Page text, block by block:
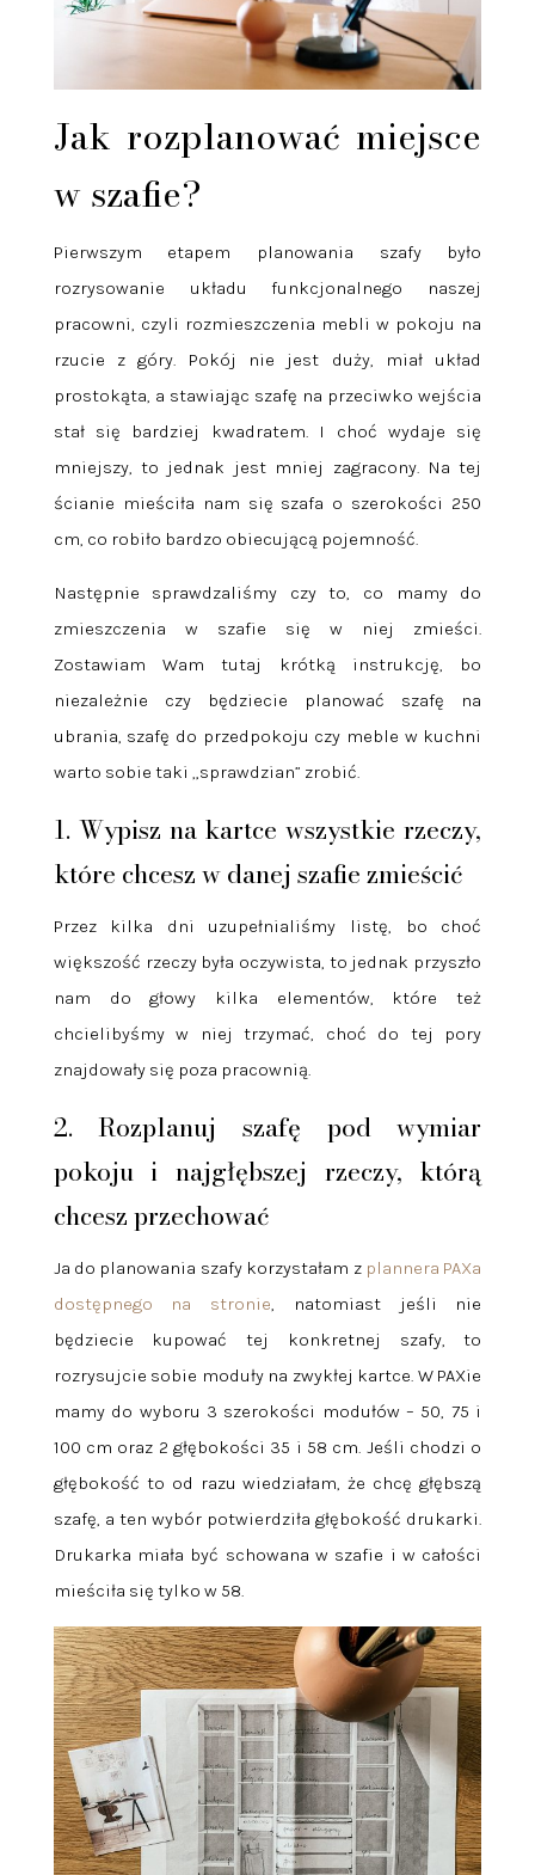
Jak rozplanować miejsce
w szafie?
Pierwszym etapem planowania szafy było
rozrysowanie układu funkcjonalnego naszej
pracowni, czyli rozmieszczenia mebli w pokoju na
rzucie z góry. Pokój nie jest duży, miał układ
prostokąta, a stawiając szafę na przeciwko wejścia
stał się bardziej kwadratem. I choć wydaje się
mniejszy, to jednak jest mniej zagracony. Na tej
ścianie mieściła nam się szafa o szerokości 250
cm, co robiło bardzo obiecującą pojemność.
Następnie sprawdzaliśmy czy to, co mamy do
zmieszczenia w szafie się w niej zmieści.
Zostawiam Wam tutaj krótką instrukcję, bo
niezależnie czy będziecie planować szafę na
ubrania, szafę do przedpokoju czy meble w kuchni
warto sobie taki „sprawdzian” zrobić.
1. Wypisz na kartce wszystkie rzeczy,
które chcesz w danej szafie zmieścić
Przez kilka dni uzupełnialiśmy listę, bo choć
większość rzeczy była oczywista, to jednak przyszło
nam do głowy kilka elementów, które też
chcielibyśmy w niej trzymać, choć do tej pory
znajdowały się poza pracownią.
2. Rozplanuj szafę pod wymiar
pokoju i najgłębszej rzeczy, którą
chcesz przechować
Ja do planowania szafy korzystałam z plannera PAXa
dostępnego na stronie, natomiast jeśli nie
będziecie kupować tej konkretnej szafy, to
rozrysujcie sobie moduły na zwykłej kartce. W PAXie
mamy do wyboru 3 szerokości modułów – 50, 75 i
100 cm oraz 2 głębokości 35 i 58 cm. Jeśli chodzi o
głębokość to od razu wiedziałam, że chcę głębszą
szafę, a ten wybór potwierdziła głębokość drukarki.
Drukarka miała być schowana w szafie i w całości
mieściła się tylko w 58.